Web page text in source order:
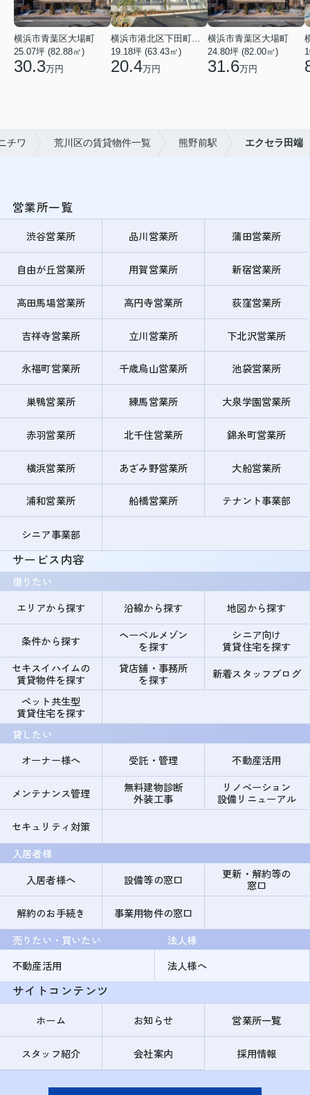
横浜市青葉区大場町
25.07坪 (82.88㎡)
30.3万円
19.18坪 (63.43㎡)
20.4万円
横浜市青葉区大場町
24.80坪 (82.00㎡)
31.6万円
チワ 荒川区の賃貸物件一覧 熊野前駅 エクセラ田端
営業所一覧
渋谷営業所 品川営業所 蒲田営業所
自由が丘営業所 用賀営業所 新宿営業所
高田馬場営業所 高円寺営業所 荻窪営業所
吉祥寺営業所 立川営業所 下北沢営業所
永福町営業所 千歳烏山営業所 池袋営業所
巣鴨営業所 練馬営業所 大泉学園営業所
赤羽営業所 北千住営業所 錦糸町営業所
横浜営業所 あざみ野営業所 大船営業所
浦和営業所 船橋営業所 テナント事業部
シニア事業部
サービス内容
借りたい
エリアから探す
沿線から探す 地図から探す
条件から探す
ヘーベルメゾン
を探す
シニア向け
賃貸住宅を探す
セキスイハイムの
賃貸物件を探す
貸店舗・事務所
を探す
新着スタッフブログ
ペット共生型
賃貸住宅を探す
貸したい
オーナー様へ
受託・管理 不動産活用
メンテナンス管理
無料建物診断
外装工事
リノベーション
設備リニューアル
セキュリティ対策
入居者様
入居者様へ
設備等の窓口
更新・解約等の
窓口
解約のお手続き
事業用物件の窓口
売りたい・買いたい
不動産活用
法人様
法人様へ
サイトコンテンツ
ホーム お知らせ 営業所一覧
スタッフ紹介 会社案内 採用情報